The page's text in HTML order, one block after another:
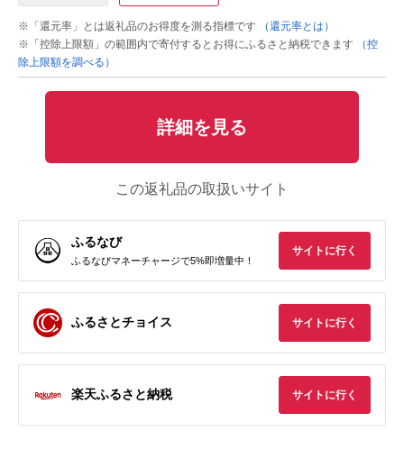
※「還元率」とは返礼品のお得度を測る指標です
（還元率とは）
※「控除上限額」の範囲内で寄付するとお得にふるさと納税できます
（控
除上限額を調べる）
詳細を見る
この返礼品の取扱いサイト
ふるなび
ふるなびマネーチャージで5%即増量中！
サイトに行く
ふるさとチョイス サイトに行く
楽天ふるさと納税 サイトに行く